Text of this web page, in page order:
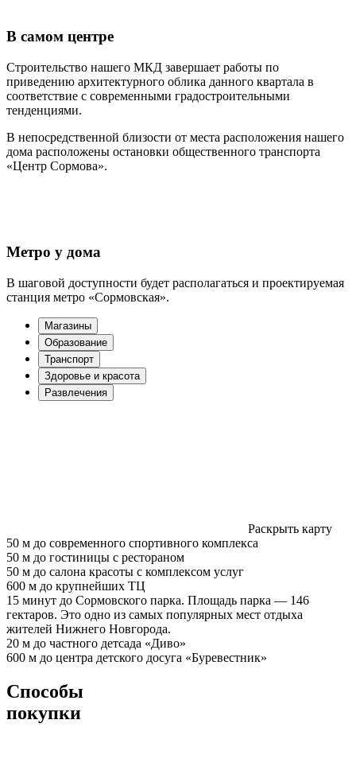
В самом центре
Строительство нашего МКД завершает работы по
приведению архитектурного облика данного квартала в
соответствие с современными градостроительными
тенденциями.
В непосредственной близости от места расположения нашего
дома расположены остановки общественного транспорта
«Центр Сормова».
Метро у дома
В шаговой доступности будет располагаться и проектируемая
станция метро «Сормовская».
Магазины
Образование
Транспорт
Здоровье и красота
Развлечения
Раскрыть карту
50 м до современного спортивного комплекса
50 м до гостиницы с рестораном
50 м до салона красоты с комплексом услуг
600 м до крупнейших ТЦ
15 минут до Сормовского парка. Площадь парка — 146
гектаров. Это одно из самых популярных мест отдыха
жителей Нижнего Новгорода.
20 м до частного детсада «Диво»
600 м до центра детского досуга «Буревестник»
Способы
покупки